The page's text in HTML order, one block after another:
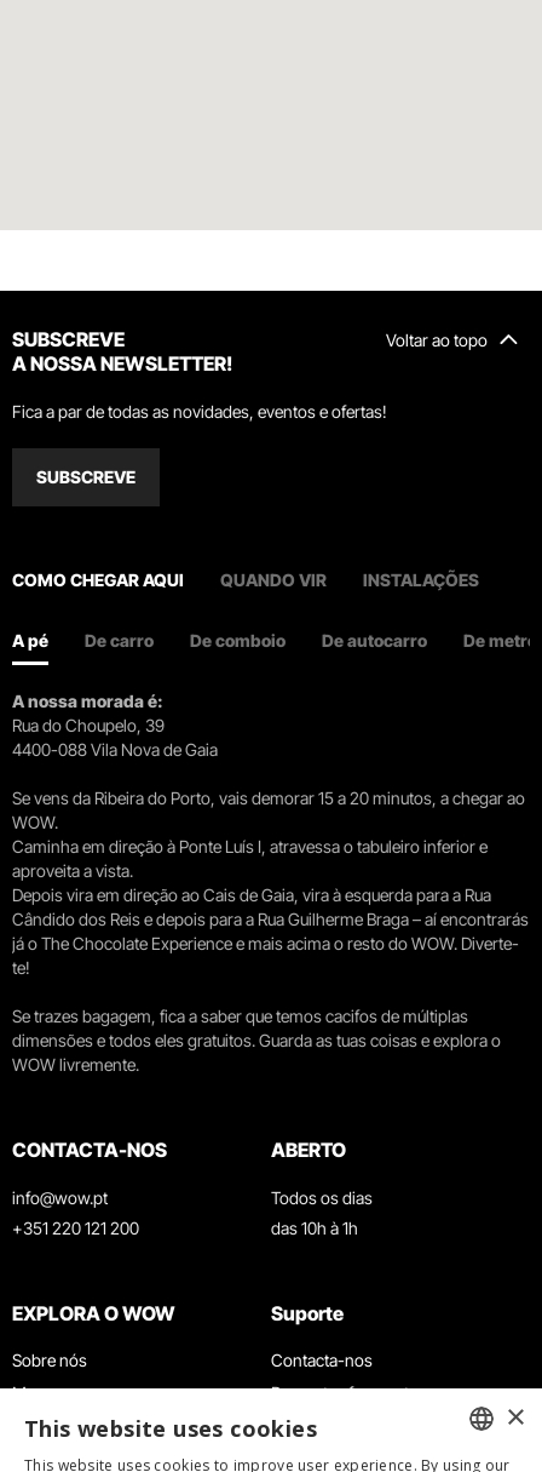
Voltar ao topo
SUBSCREVE
A NOSSA NEWSLETTER!
Fica a par de todas as novidades, eventos e ofertas!
SUBSCREVE
COMO CHEGAR AQUI QUANDO VIR INSTALAÇÕES
A pé De carro De comboio De autocarro De metro
A nossa morada é:
Rua do Choupelo, 39
4400-088 Vila Nova de Gaia
Se vens da Ribeira do Porto, vais demorar 15 a 20 minutos, a chegar ao
WOW.
Caminha em direção à Ponte Luís I, atravessa o tabuleiro inferior e
aproveita a vista.
Depois vira em direção ao Cais de Gaia, vira à esquerda para a Rua
Cândido dos Reis e depois para a Rua Guilherme Braga – aí encontrarás
já o The Chocolate Experience e mais acima o resto do WOW. Diverte-
te!
Se trazes bagagem, fica a saber que temos cacifos de múltiplas
dimensões e todos eles gratuitos. Guarda as tuas coisas e explora o
WOW livremente.
CONTACTA-NOS
info@wow.pt
+351 220 121 200
ABERTO
Todos os dias
das 10h à 1h
EXPLORA O WOW
Sobre nós
Museus
Agenda
Notícias
Suporte
Contacta-nos
Perguntas frequentes
Termos e Condições
Política de privacidade e cookies
×
This website uses cookies
This website uses cookies to improve user experience. By using our